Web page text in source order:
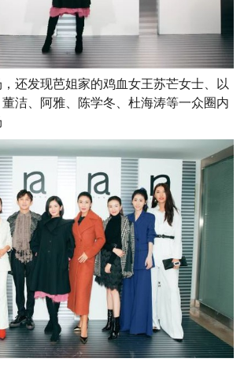
还发现芭姐家的鸡血女王苏芒女士 、以
洁、阿雅、陈学冬、杜海涛等一众圈内